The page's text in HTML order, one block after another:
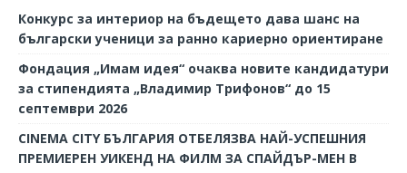
Конкурс за интериор на бъдещето дава шанс на
български ученици за ранно кариерно ориентиране
Фондация „Имам идея“ очаква новите кандидатури
за стипендията „Владимир Трифонов“ до 15
септември 2026
CINEMA CITY БЪЛГАРИЯ ОТБЕЛЯЗВА НАЙ-УСПЕШНИЯ
ПРЕМИЕРЕН УИКЕНД НА ФИЛМ ЗА СПАЙДЪР-МЕН В